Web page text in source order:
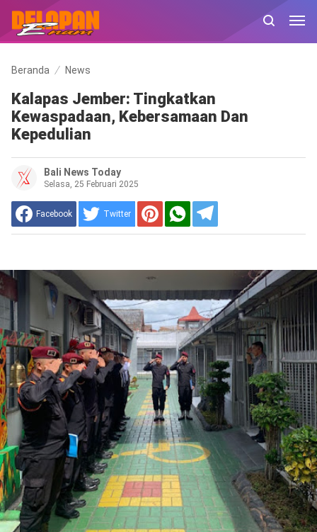
Beranda News
Kalapas Jember: Tingkatkan
Kewaspadaan, Kebersamaan Dan
Kepedulian
Bali News Today
Selasa, 25 Februari 2025
Facebook Twitter